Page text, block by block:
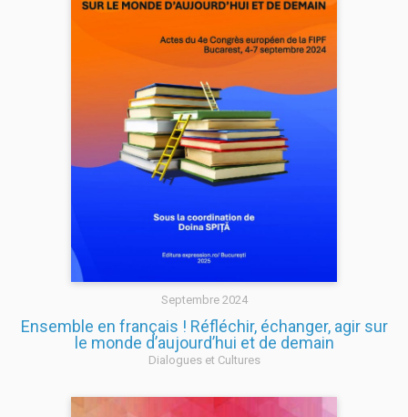
Septembre 2024
Ensemble en français ! Réfléchir, échanger, agir sur
le monde d’aujourd’hui et de demain
Dialogues et Cultures